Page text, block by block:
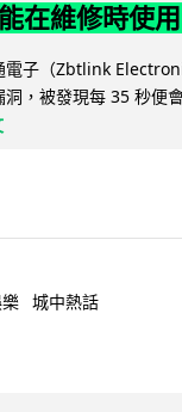
在維修時使用
電子（Zbtlink
，被發現每 35 秒便
城中熱話